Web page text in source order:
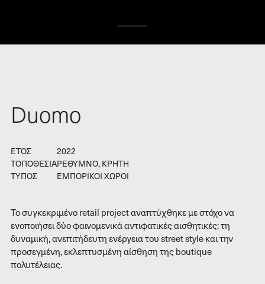
Duomo
ΕΤΟΣ
ΤΟΠΟΘΕΣΙΑ
ΤΥΠΟΣ
2022
ΡΕΘΥΜΝΟ, ΚΡΗΤΗ
ΕΜΠΟΡΙΚΟΙ ΧΩΡΟΙ
Το συγκεκριμένο retail project αναπτύχθηκε με στόχο να
ενοποιήσει δύο φαινομενικά αντιφατικές αισθητικές: τη
δυναμική, ανεπιτήδευτη ενέργεια του street style και την
προσεγμένη, εκλεπτυσμένη αίσθηση της boutique
πολυτέλειας.